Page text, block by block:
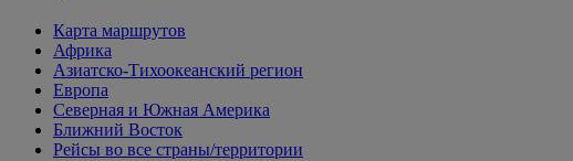
Карта маршрутов
Африка
Азиатско-Тихоокеанский регион
Европа
Северная и Южная Америка
Ближний Восток
Рейсы во все страны/территории